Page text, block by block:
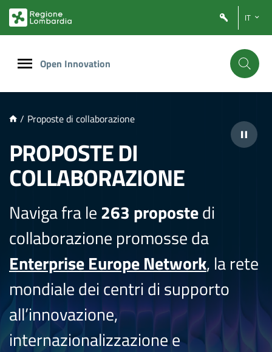
PRINCIPALE
IT
Open Innovation
/ Proposte di collaborazione
PROPOSTE DI
COLLABORAZIONE
Naviga fra le263 propostedi
collaborazione promosse da
Enterprise Europe Network, la rete
mondiale dei centri di supporto
all’innovazione,
internazionalizzazione e